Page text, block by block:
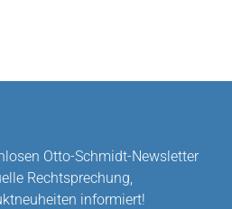
Otto-Schmidt-Newsletter
Rechtsprechung,
informiert!